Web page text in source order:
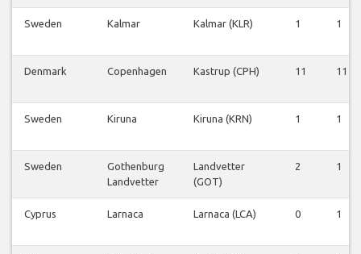
Sweden Kalmar Kalmar (KLR) 1 1
Denmark Copenhagen Kastrup (CPH) 11 11
Sweden Kiruna Kiruna (KRN) 1 1
Sweden
Gothenburg
Landvetter
Landvetter
(GOT)
2 1
Cyprus Larnaca Larnaca (LCA) 0 1